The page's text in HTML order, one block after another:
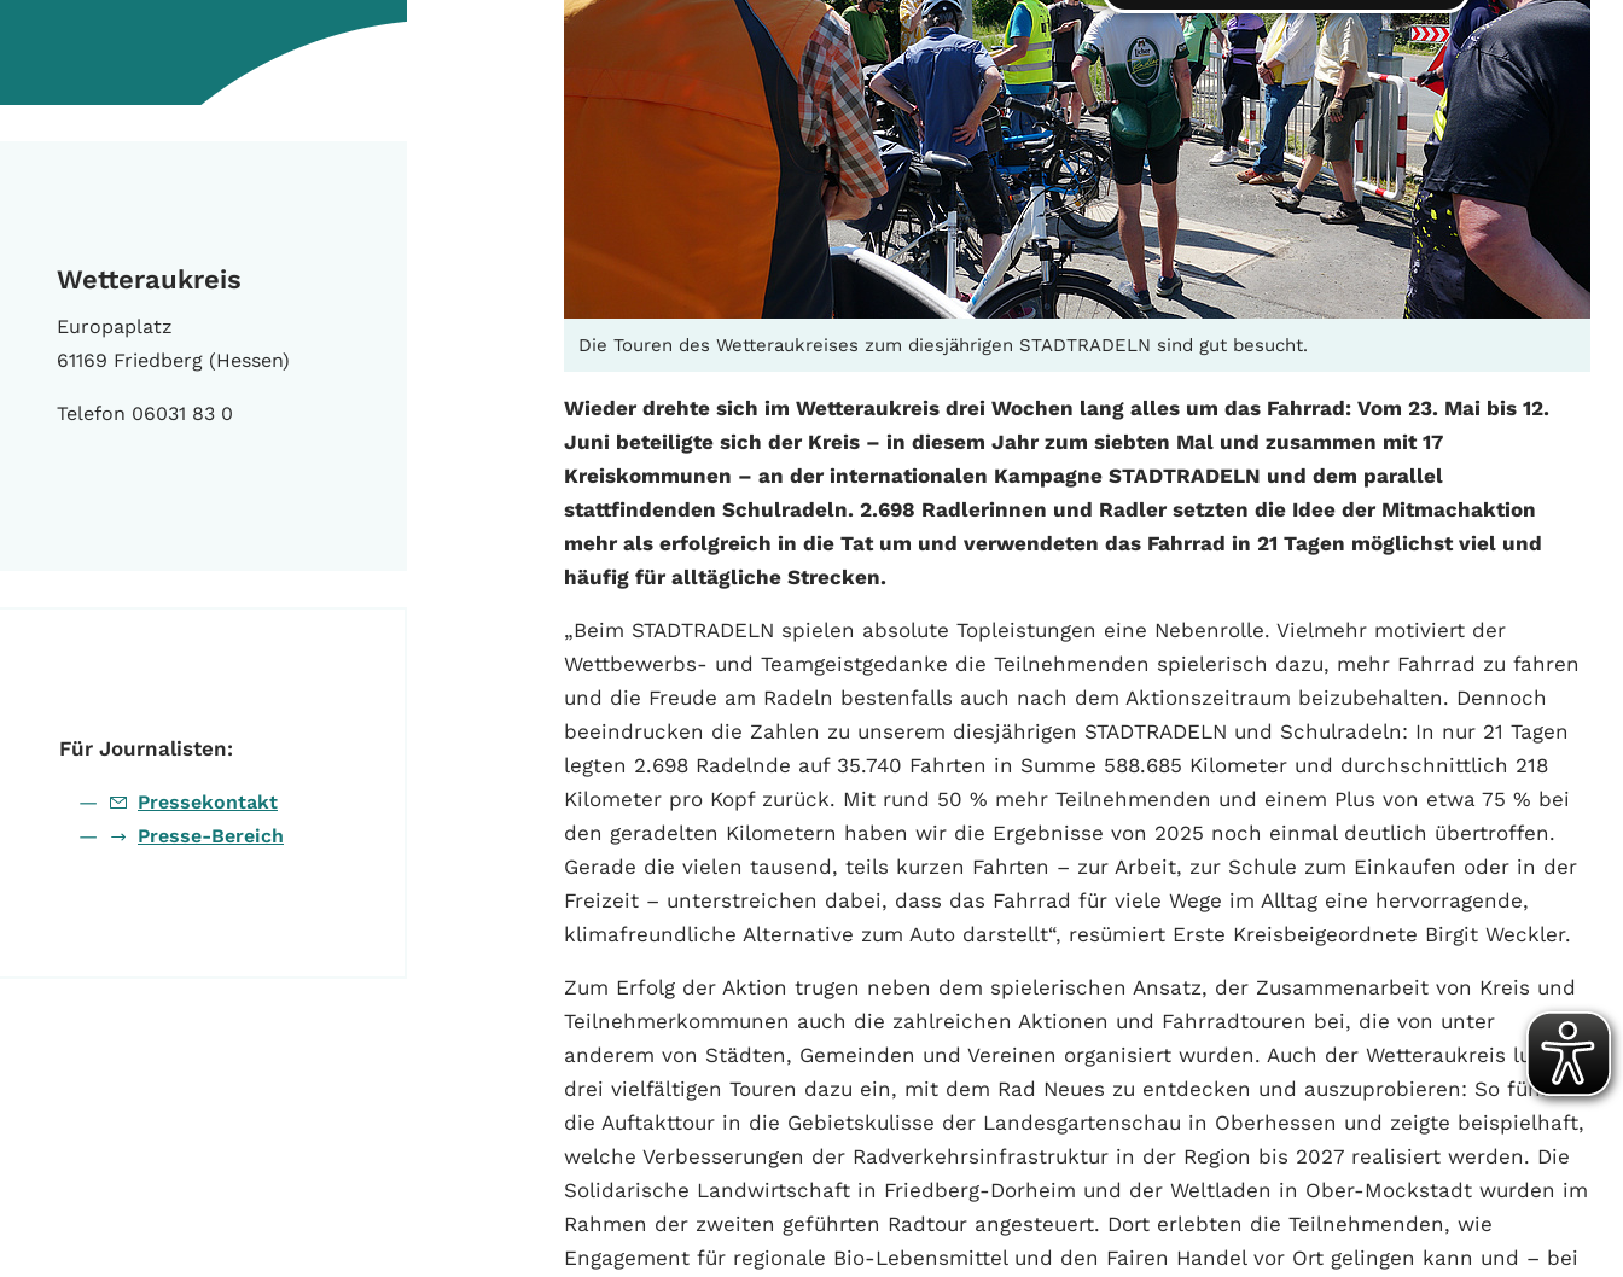
Wetteraukreis
Europaplatz
61169 Friedberg (Hessen)
Telefon 06031 83 0
Für Journalisten:
Pressekontakt
Presse-Bereich
Die Touren des Wetteraukreises zum diesjährigen STADTRADELN sind gut besucht.
Wieder drehte sich im Wetteraukreis drei Wochen lang alles um das Fahrrad: Vom 23. Mai bis 12.
Juni beteiligte sich der Kreis – in diesem Jahr zum siebten Mal und zusammen mit 17
Kreiskommunen – an der internationalen Kampagne STADTRADELN und dem parallel
stattfindenden Schulradeln. 2.698 Radlerinnen und Radler setzten die Idee der Mitmachaktion
mehr als erfolgreich in die Tat um und verwendeten das Fahrrad in 21 Tagen möglichst viel und
häufig für alltägliche Strecken.
„Beim STADTRADELN spielen absolute Topleistungen eine Nebenrolle. Vielmehr motiviert der
Wettbewerbs- und Teamgeistgedanke die Teilnehmenden spielerisch dazu, mehr Fahrrad zu fahren
und die Freude am Radeln bestenfalls auch nach dem Aktionszeitraum beizubehalten. Dennoch
beeindrucken die Zahlen zu unserem diesjährigen STADTRADELN und Schulradeln: In nur 21 Tagen
legten 2.698 Radelnde auf 35.740 Fahrten in Summe 588.685 Kilometer und durchschnittlich 218
Kilometer pro Kopf zurück. Mit rund 50 % mehr Teilnehmenden und einem Plus von etwa 75 % bei
den geradelten Kilometern haben wir die Ergebnisse von 2025 noch einmal deutlich übertroffen.
Gerade die vielen tausend, teils kurzen Fahrten – zur Arbeit, zur Schule zum Einkaufen oder in der
Freizeit – unterstreichen dabei, dass das Fahrrad für viele Wege im Alltag eine hervorragende,
klimafreundliche Alternative zum Auto darstellt“, resümiert Erste Kreisbeigeordnete Birgit Weckler.
Zum Erfolg der Aktion trugen neben dem spielerischen Ansatz, der Zusammenarbeit von Kreis und
Teilnehmerkommunen auch die zahlreichen Aktionen und Fahrradtouren bei, die von unter
anderem von Städten, Gemeinden und Vereinen organisiert wurden. Auch der Wetteraukreis lud mit
drei vielfältigen Touren dazu ein, mit dem Rad Neues zu entdecken und auszuprobieren: So führte
die Auftakttour in die Gebietskulisse der Landesgartenschau in Oberhessen und zeigte beispielhaft,
welche Verbesserungen der Radverkehrsinfrastruktur in der Region bis 2027 realisiert werden. Die
Solidarische Landwirtschaft in Friedberg-Dorheim und der Weltladen in Ober-Mockstadt wurden im
Rahmen der zweiten geführten Radtour angesteuert. Dort erlebten die Teilnehmenden, wie
Engagement für regionale Bio-Lebensmittel und den Fairen Handel vor Ort gelingen kann und – bei